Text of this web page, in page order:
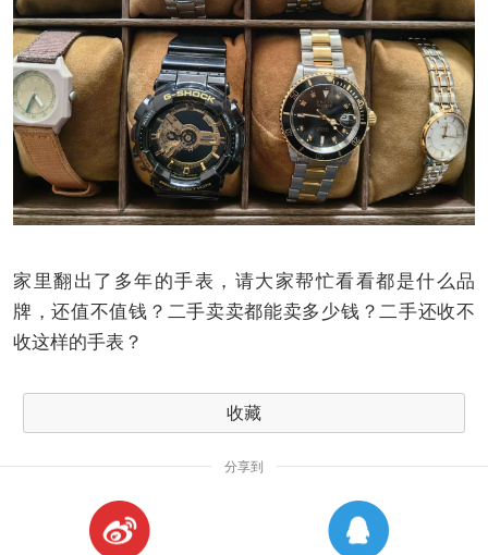
家里翻出了多年的手表，请大家帮忙看看都是什么品
牌，还值不值钱？二手卖卖都能卖多少钱？二手还收不
收这样的手表？
收藏
分享到